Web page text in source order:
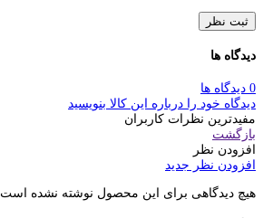
ثبت نظر
دیدگاه ها
0 دیدگاه ها
دیدگاه خود را درباره این کالا بنویسید
مفیدترین نظرات کاربران
بازگشت
افزودن نظر
افزودن نظر جدید
هیچ دیدگاهی برای این محصول نوشته نشده است.